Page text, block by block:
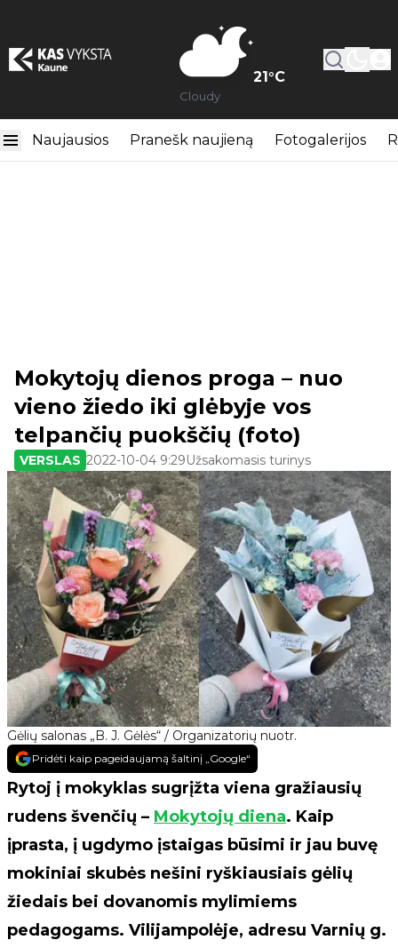
21°C
Cloudy
Naujausios Pranešk naujieną Fotogalerijos
Gėlių salonas „B. J. Gėlės“ / Organizatorių nuotr.
Mokytojų dienos proga – nuo
vieno žiedo iki glėbyje vos
telpančių puokščių (foto)
VERSLAS 2022-10-04 9:29Užsakomasis turinys
Pridėti kaip pageidaujamą šaltinį „Google“
Rytoj į mokyklas sugrįžta viena gražiausių
rudens švenčių – Mokytojų diena. Kaip
įprasta, į ugdymo įstaigas būsimi ir jau buvę
mokiniai skubės nešini ryškiausiais gėlių
žiedais bei dovanomis mylimiems
pedagogams. Vilijampolėje, adresu Varnių g.